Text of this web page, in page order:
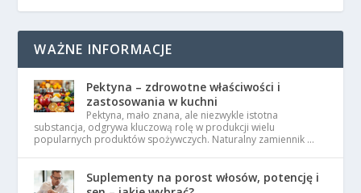
WAŻNE INFORMACJE
Pektyna – zdrowotne właściwości i
zastosowania w kuchni
Pektyna, mało znana, ale niezwykle istotna
substancja, odgrywa kluczową rolę w produkcji wielu
popularnych produktów spożywczych. Naturalny zamiennik …
Suplementy na porost włosów, potencję i